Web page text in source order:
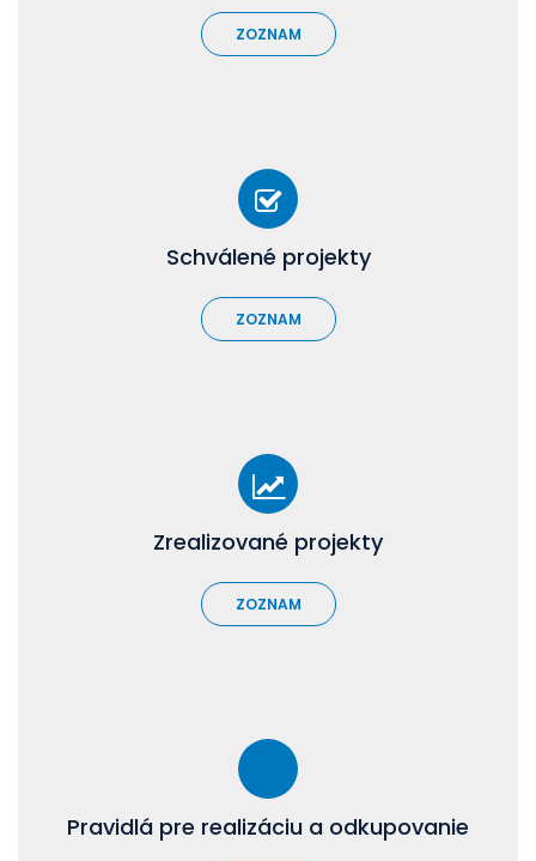
ZOZNAM
Schválené projekty
ZOZNAM
Zrealizované projekty
ZOZNAM
Pravidlá pre realizáciu a odkupovanie